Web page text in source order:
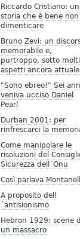
Riccardo Cristiano:
storia che è bene non
dimenticare
Bruno Zevi: un
memorabile e,
purtroppo, sotto molti
aspetti ancora attuale
"Sono ebreo!" Sei
veniva ucciso Daniel
Pearl
Durban 2001: per
rinfrescarci la
Come manipolare le
risoluzioni del
Sicurezza dell´Onu
Così parlava
A proposito dell
´antisionismo
Hebron 1929: scene
un massacro